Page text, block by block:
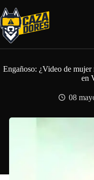
al
contenido
Engañoso: ¿Video de
en
08